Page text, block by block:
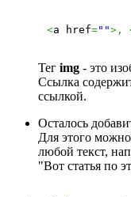
<a href="">,
Тег img - это
Ссылка
ссылкой.
Осталось
Для этого можно
любой текст,
"Вот статья по